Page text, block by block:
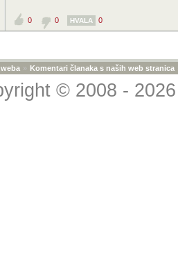
0 0 HVALA 0
» Komentari članaka s naših web stranica
© 2008 -